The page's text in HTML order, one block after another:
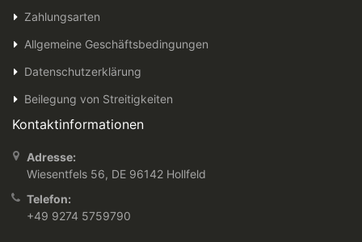
Zahlungsarten
Allgemeine Geschäftsbedingungen
Datenschutzerklärung
Beilegung von Streitigkeiten
Kontaktinformationen
Adresse:
Wiesentfels 56, DE 96142 Hollfeld
Telefon:
+49 9274 5759790